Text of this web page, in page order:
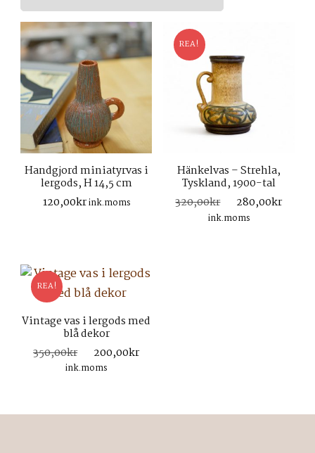
Handgjord miniatyrvas i
lergods, H 14,5 cm
120,00krink.moms
REA!
Hänkelvas – Strehla,
Tyskland, 1900-tal
320,00kr
Det
ursprungliga
280,00kr
ink.moms
REA!
Vintage vas i lergods med
blå dekor
350,00kr
Det
ursprungliga
350,00kr.
200,00kr
200,00kr.
ink.moms